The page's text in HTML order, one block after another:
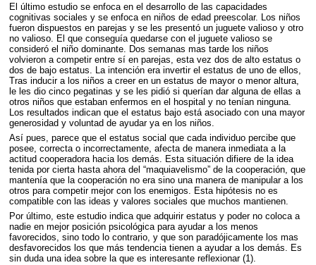
El último estudio se enfoca en el desarrollo de las capacidades
cognitivas sociales y se enfoca en niños de edad preescolar. Los niños
fueron dispuestos en parejas y se les presentó un juguete valioso y otro
no valioso. El que conseguía quedarse con el juguete valioso se
consideró el niño dominante. Dos semanas mas tarde los niños
volvieron a competir entre sí en parejas, esta vez dos de alto estatus o
dos de bajo estatus. La intención era invertir el estatus de uno de ellos,
Tras inducir a los niños a creer en un estatus de mayor o menor altura,
le les dio cinco pegatinas y se les pidió si querían dar alguna de ellas a
otros niños que estaban enfermos en el hospital y no tenían ninguna.
Los resultados indican que el estatus bajo está asociado con una mayor
generosidad y voluntad de ayudar ya en los niños.
Así pues, parece que el estatus social que cada individuo percibe que
posee, correcta o incorrectamente, afecta de manera inmediata a la
actitud cooperadora hacia los demás. Esta situación difiere de la idea
tenida por cierta hasta ahora del “maquiavelismo” de la cooperación, que
mantenía que la cooperación no era sino una manera de manipular a los
otros para competir mejor con los enemigos. Esta hipótesis no es
compatible con las ideas y valores sociales que muchos mantienen.
Por último, este estudio indica que adquirir estatus y poder no coloca a
nadie en mejor posición psicológica para ayudar a los menos
favorecidos, sino todo lo contrario, y que son paradójicamente los mas
desfavorecidos los que más tendencia tienen a ayudar a los demás. Es
sin duda una idea sobre la que es interesante reflexionar (1).